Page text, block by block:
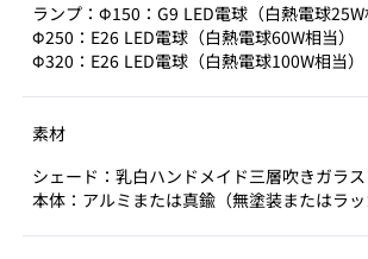
ランプ：Φ150：G9 LED電球（白熱電球25W
Φ250：E26 LED電球（白熱電球60W相当）
Φ320：E26 LED電球（白熱電球100W相当）
素材
シェード：乳白ハンドメイド三層吹きガラス
本体：アルミまたは真鍮（無塗装またはラッ